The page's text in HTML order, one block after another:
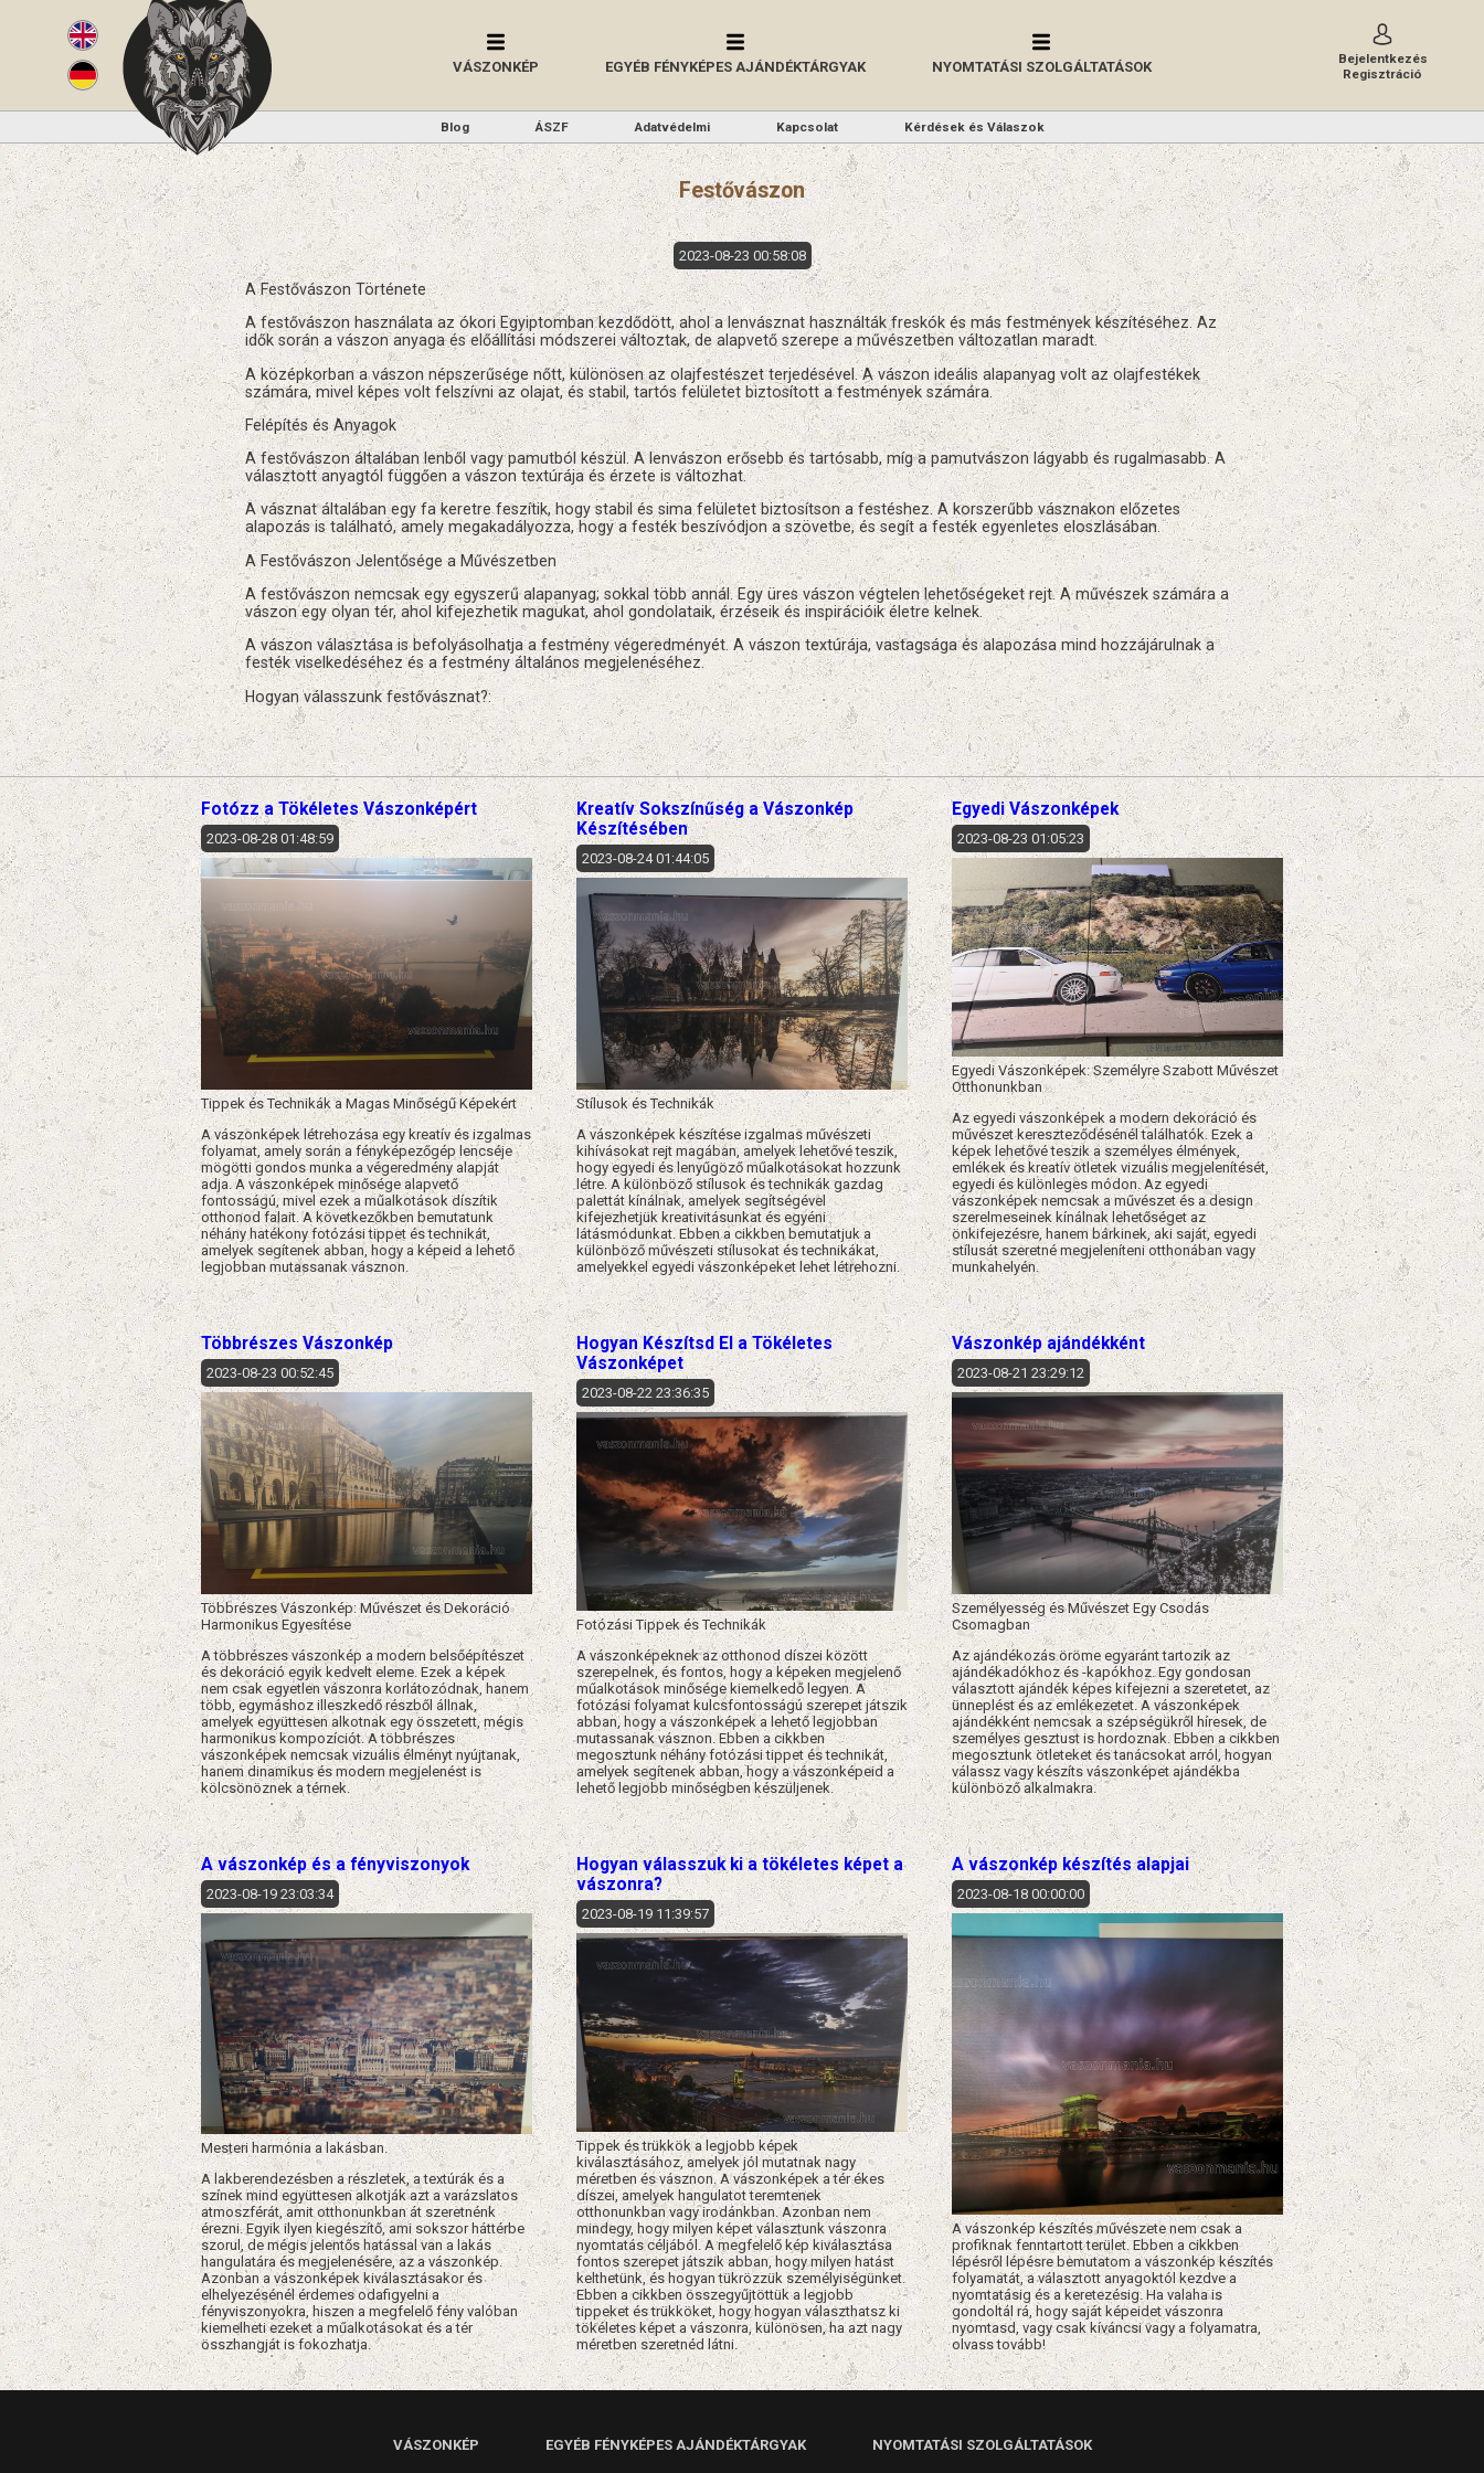
VÁSZONKÉP EGYÉB FÉNYKÉPES AJÁNDÉKTÁRGYAK NYOMTATÁSI SZOLGÁLTATÁSOK
Blog ÁSZF Adatvédelmi Kapcsolat Kérdések és Válaszok
Bejelentkezés
Regisztráció
Festővászon
2023-08-23 00:58:08
A Festővászon Története
A festővászon használata az ókori Egyiptomban kezdődött, ahol a lenvásznat használták freskók és más festmények készítéséhez. Az
idők során a vászon anyaga és előállítási módszerei változtak, de alapvető szerepe a művészetben változatlan maradt.
A középkorban a vászon népszerűsége nőtt, különösen az olajfestészet terjedésével. A vászon ideális alapanyag volt az olajfestékek
számára, mivel képes volt felszívni az olajat, és stabil, tartós felületet biztosított a festmények számára.
Felépítés és Anyagok
A festővászon általában lenből vagy pamutból készül. A lenvászon erősebb és tartósabb, míg a pamutvászon lágyabb és rugalmasabb. A
választott anyagtól függően a vászon textúrája és érzete is változhat.
A vásznat általában egy fa keretre feszítik, hogy stabil és sima felületet biztosítson a festéshez. A korszerűbb vásznakon előzetes
alapozás is található, amely megakadályozza, hogy a festék beszívódjon a szövetbe, és segít a festék egyenletes eloszlásában.​
A Festővászon Jelentősége a Művészetben
A festővászon nemcsak egy egyszerű alapanyag; sokkal több annál. Egy üres vászon végtelen lehetőségeket rejt. A művészek számára a
vászon egy olyan tér, ahol kifejezhetik magukat, ahol gondolataik, érzéseik és inspirációik életre kelnek.
A vászon választása is befolyásolhatja a festmény végeredményét. A vászon textúrája, vastagsága és alapozása mind hozzájárulnak a
festék viselkedéséhez és a festmény általános megjelenéséhez.​
Hogyan válasszunk festővásznat?:
Fotózz a Tökéletes Vászonképért
2023-08-28 01:48:59
Tippek és Technikák a Magas Minőségű Képekért
A vászonképek létrehozása egy kreatív és izgalmas
folyamat, amely során a fényképezőgép lencséje
mögötti gondos munka a végeredmény alapját
adja. A vászonképek minősége alapvető
fontosságú, mivel ezek a műalkotások díszítik
otthonod falait. A következőkben bemutatunk
néhány hatékony fotózási tippet és technikát,
amelyek segítenek abban, hogy a képeid a lehető
legjobban mutassanak vásznon.
Kreatív Sokszínűség a Vászonkép
Készítésében
2023-08-24 01:44:05
Stílusok és Technikák
A vászonképek készítése izgalmas művészeti
kihívásokat rejt magában, amelyek lehetővé teszik,
hogy egyedi és lenyűgöző műalkotásokat hozzunk
létre. A különböző stílusok és technikák gazdag
palettát kínálnak, amelyek segítségével
kifejezhetjük kreativitásunkat és egyéni
látásmódunkat. Ebben a cikkben bemutatjuk a
különböző művészeti stílusokat és technikákat,
amelyekkel egyedi vászonképeket lehet létrehozni.
Egyedi Vászonképek
2023-08-23 01:05:23
Egyedi Vászonképek: Személyre Szabott Művészet
Otthonunkban
Az egyedi vászonképek a modern dekoráció és
művészet kereszteződésénél találhatók. Ezek a
képek lehetővé teszik a személyes élmények,
emlékek és kreatív ötletek vizuális megjelenítését,
egyedi és különleges módon. Az egyedi
vászonképek nemcsak a művészet és a design
szerelmeseinek kínálnak lehetőséget az
önkifejezésre, hanem bárkinek, aki saját, egyedi
stílusát szeretné megjeleníteni otthonában vagy
munkahelyén.​
Többrészes Vászonkép
2023-08-23 00:52:45
Többrészes Vászonkép: Művészet és Dekoráció
Harmonikus Egyesítése
A többrészes vászonkép a modern belsőépítészet
és dekoráció egyik kedvelt eleme. Ezek a képek
nem csak egyetlen vászonra korlátozódnak, hanem
több, egymáshoz illeszkedő részből állnak,
amelyek együttesen alkotnak egy összetett, mégis
harmonikus kompozíciót. A többrészes
vászonképek nemcsak vizuális élményt nyújtanak,
hanem dinamikus és modern megjelenést is
kölcsönöznek a térnek.
Hogyan Készítsd El a Tökéletes
Vászonképet
2023-08-22 23:36:35
Fotózási Tippek és Technikák
A vászonképeknek az otthonod díszei között
szerepelnek, és fontos, hogy a képeken megjelenő
műalkotások minősége kiemelkedő legyen. A
fotózási folyamat kulcsfontosságú szerepet játszik
abban, hogy a vászonképek a lehető legjobban
mutassanak vásznon. Ebben a cikkben
megosztunk néhány fotózási tippet és technikát,
amelyek segítenek abban, hogy a vászonképeid a
lehető legjobb minőségben készüljenek.
Vászonkép ajándékként
2023-08-21 23:29:12
Személyesség és Művészet Egy Csodás
Csomagban
Az ajándékozás öröme egyaránt tartozik az
ajándékadókhoz és -kapókhoz. Egy gondosan
választott ajándék képes kifejezni a szeretetet, az
ünneplést és az emlékezetet. A vászonképek
ajándékként nemcsak a szépségükről híresek, de
személyes gesztust is hordoznak. Ebben a cikkben
megosztunk ötleteket és tanácsokat arról, hogyan
válassz vagy készíts vászonképet ajándékba
különböző alkalmakra.​
A vászonkép és a fényviszonyok
2023-08-19 23:03:34
Mesteri harmónia a lakásban.
A lakberendezésben a részletek, a textúrák és a
színek mind együttesen alkotják azt a varázslatos
atmoszférát, amit otthonunkban át szeretnénk
érezni. Egyik ilyen kiegészítő, ami sokszor háttérbe
szorul, de mégis jelentős hatással van a lakás
hangulatára és megjelenésére, az a vászonkép.
Azonban a vászonképek kiválasztásakor és
elhelyezésénél érdemes odafigyelni a
fényviszonyokra, hiszen a megfelelő fény valóban
kiemelheti ezeket a műalkotásokat és a tér
összhangját is fokozhatja.
Hogyan válasszuk ki a tökéletes képet a
vászonra?
2023-08-19 11:39:57
Tippek és trükkök a legjobb képek
kiválasztásához, amelyek jól mutatnak nagy
méretben és vásznon. A vászonképek a tér ékes
díszei, amelyek hangulatot teremtenek
otthonunkban vagy irodánkban. Azonban nem
mindegy, hogy milyen képet választunk vászonra
nyomtatás céljából. A megfelelő kép kiválasztása
fontos szerepet játszik abban, hogy milyen hatást
kelthetünk, és hogyan tükrözzük személyiségünket.
Ebben a cikkben összegyűjtöttük a legjobb
tippeket és trükköket, hogy hogyan választhatsz ki
tökéletes képet a vászonra, különösen, ha azt nagy
méretben szeretnéd látni.
A vászonkép készítés alapjai
2023-08-18 00:00:00
A vászonkép készítés művészete nem csak a
profiknak fenntartott terület. Ebben a cikkben
lépésről lépésre bemutatom a vászonkép készítés
folyamatát, a választott anyagoktól kezdve a
nyomtatásig és a keretezésig. Ha valaha is
gondoltál rá, hogy saját képeidet vászonra
nyomtasd, vagy csak kíváncsi vagy a folyamatra,
olvass tovább!
VÁSZONKÉP EGYÉB FÉNYKÉPES AJÁNDÉKTÁRGYAK NYOMTATÁSI SZOLGÁLTATÁSOK